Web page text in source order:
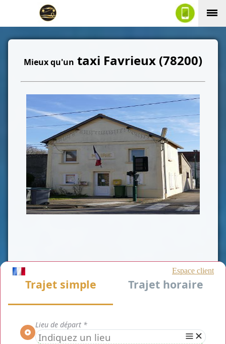
Mieux qu'un taxi Favrieux (78200)
Service de chauffeur privé taxi Favrieux